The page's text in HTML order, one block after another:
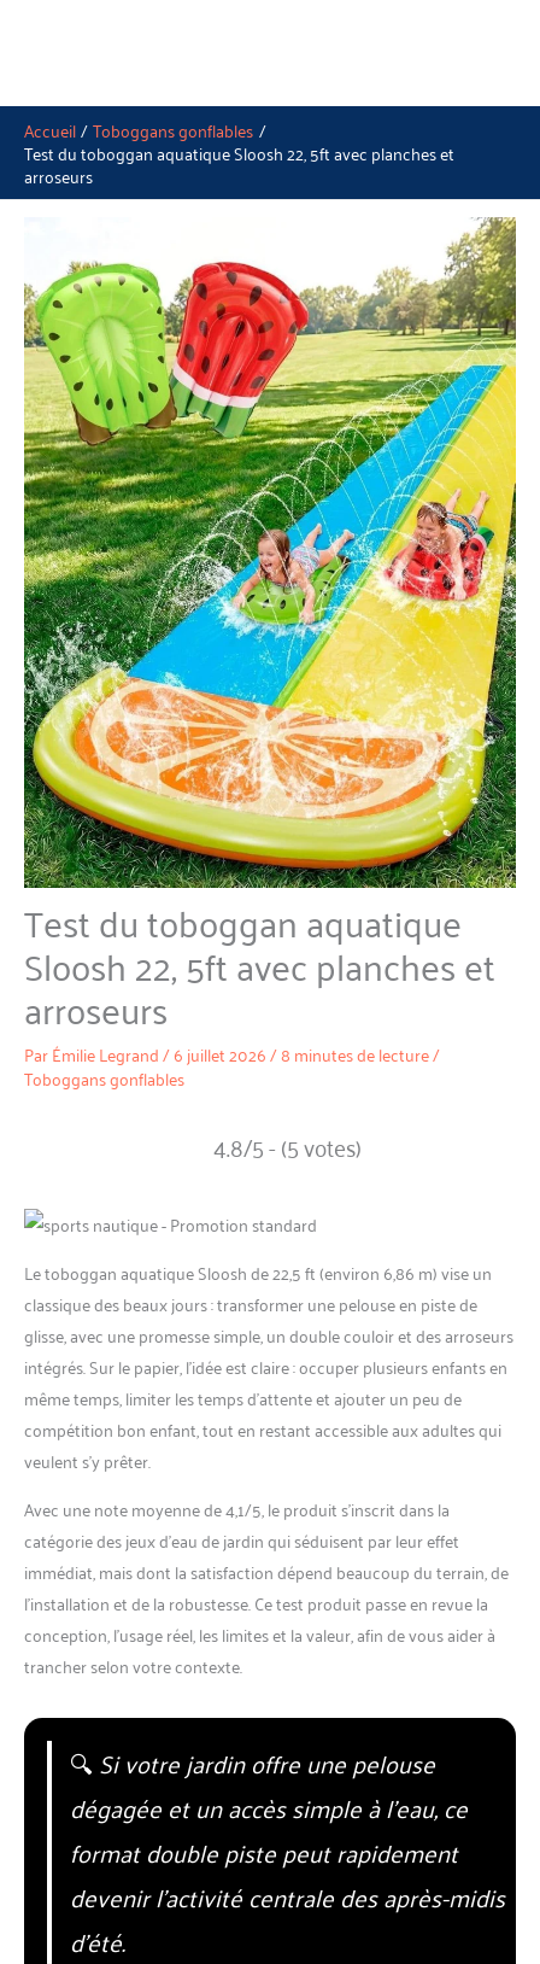
Accueil Toboggans gonflables
Test du toboggan aquatique Sloosh 22, 5ft avec planches et
arroseurs
Test du toboggan aquatique
Sloosh 22, 5ft avec planches et
arroseurs
ParÉmilie Legrand/6 juillet 2026/8 minutes de lecture/
Toboggans gonflables
4.8/5 - (5 votes)
Le toboggan aquatique Sloosh de 22,5 ft (environ 6,86 m) vise un
classique des beaux jours : transformer une pelouse en piste de
glisse, avec une promesse simple, un double couloir et des arroseurs
intégrés. Sur le papier, l’idée est claire : occuper plusieurs enfants en
même temps, limiter les temps d’attente et ajouter un peu de
compétition bon enfant, tout en restant accessible aux adultes qui
veulent s’y prêter.
Avec une note moyenne de 4,1/5, le produit s’inscrit dans la
catégorie des jeux d’eau de jardin qui séduisent par leur effet
immédiat, mais dont la satisfaction dépend beaucoup du terrain, de
l’installation et de la robustesse. Ce test produit passe en revue la
conception, l’usage réel, les limites et la valeur, afin de vous aider à
trancher selon votre contexte.
🔍Si votre jardin offre une pelouse
dégagée et un accès simple à l’eau, ce
format double piste peut rapidement
devenir l’activité centrale des après-midis
d’été.